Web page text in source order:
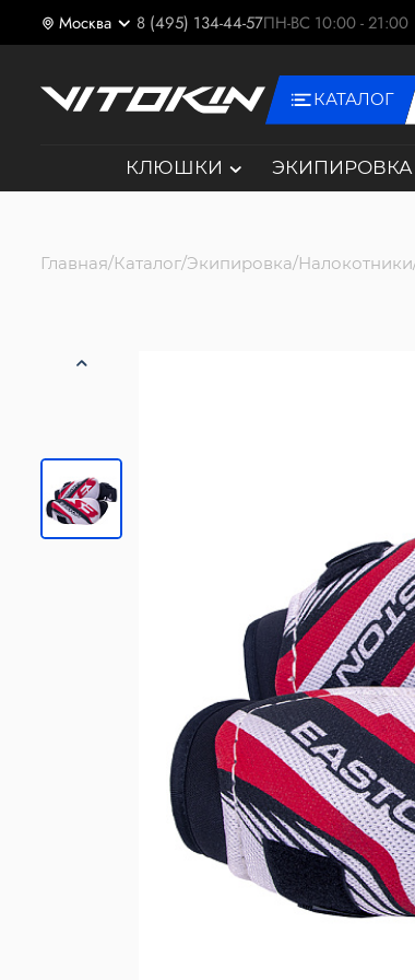
Москва 8 (495) 134-44-57ПН-ВС 10:00 - 21:00
КАТАЛОГ
КЛЮШКИ ЭКИПИРОВКА
Главная Каталог Экипировка Налокотники